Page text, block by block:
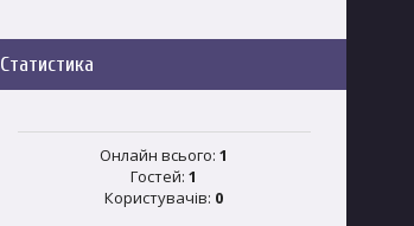
Статистика
Онлайн всього:1
Гостей:1
Користувачів: 0